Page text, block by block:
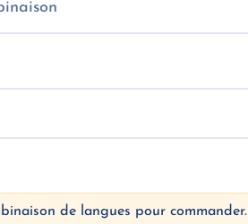
de langues pour commander.